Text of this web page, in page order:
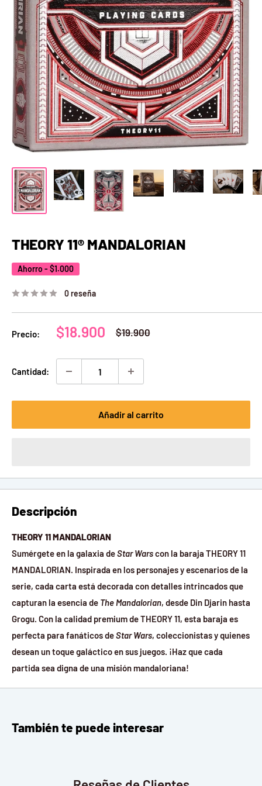
THEORY 11® MANDALORIAN
Ahorro -$1.000
0 reseña
Precio:
Precio
venta
$18.900
Precio
$19.900
Cantidad:
Añadir al carrito
Descripción
THEORY 11 MANDALORIAN
Sumérgete en la galaxia deStar Warscon la baraja THEORY 11
MANDALORIAN. Inspirada en los personajes y escenarios de la
serie, cada carta está decorada con detalles intrincados que
capturan la esencia de The Mandalorian, desde Din Djarin hasta
Grogu. Con la calidad premium de THEORY 11, esta baraja es
perfecta para fanáticos deStar Wars, coleccionistas y quienes
desean un toque galáctico en sus juegos. ¡Haz que cada
partida sea digna de una misión mandaloriana!
También te puede interesar